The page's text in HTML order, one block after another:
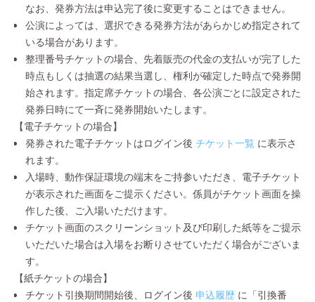
なお、発券方法は申込完了後に変更することはできません。
公演によっては、選択できる発券方法があらかじめ指定されて
いる場合があります。
整理番号チケットの場合、先着販売の代金の支払いが完了した
時点もしくは抽選の結果当選し、権利が確定した時点で発券開
始されます。指定席チケットの場合、各公演ごとに設定された
発券日時にて一斉に発券開始いたします。
【電子チケットの場合】
発券された電子チケットはログイン後 チケット一覧 に表示さ
れます。
入場時、動作保証環境の端末をご持参いただき、電子チケット
が表示された画面をご提示ください。係員がチケット画面を操
作した後、ご入場いただけます。
チケット画面のスクリーンショット及び印刷した紙等をご提示
いただいた場合は入場をお断りさせていただく場合がございま
す。
【紙チケットの場合】
チケット引換期間開始後、ログイン後 申込履歴 に「引換番